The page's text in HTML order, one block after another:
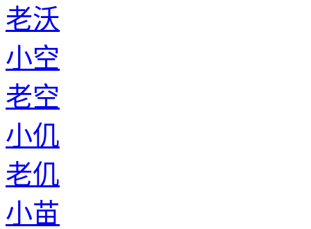
老沃
小空
老空
小仉
老仉
小苗